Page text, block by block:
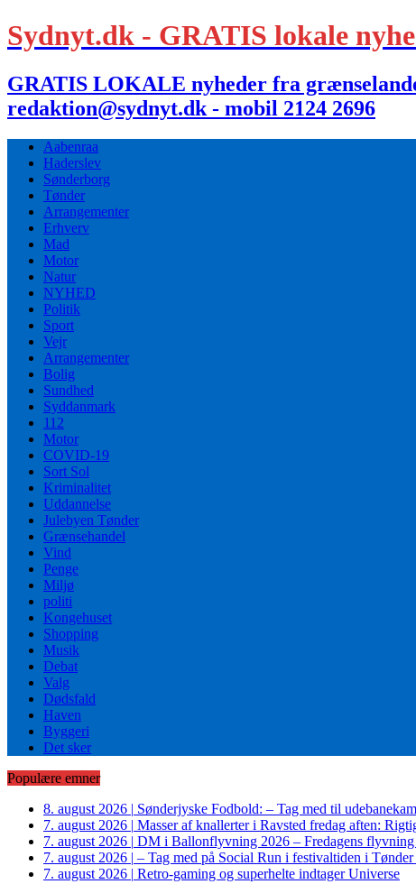
Sydnyt.dk - GRATIS lokale
GRATIS LOKALE nyheder fra
redaktion@sydnyt.dk - mobil 2124 2696
Aabenraa
Haderslev
Sønderborg
Tønder
Arrangementer
Erhverv
Mad
Motor
Natur
NYHED
Politik
Sport
Vejr
Arrangementer
Bolig
Sundhed
Syddanmark
112
Motor
COVID-19
Sort Sol
Kriminalitet
Uddannelse
Julebyen Tønder
Grænsehandel
Vind
Penge
Miljø
politi
Kongehuset
Shopping
Musik
Debat
Valg
Dødsfald
Haven
Byggeri
Det sker
Populære emner
8. august 2026 | Sønderjyske Fodbold: – Tag med til
7. august 2026 | Masser af knallerter i Ravsted fredag aften:
7. august 2026 | DM i Ballonflyvning 2026 – Fredagens
7. august 2026 | – Tag med på Social Run i festivaltiden i
7. august 2026 | Retro-gaming og superhelte indtager Universe